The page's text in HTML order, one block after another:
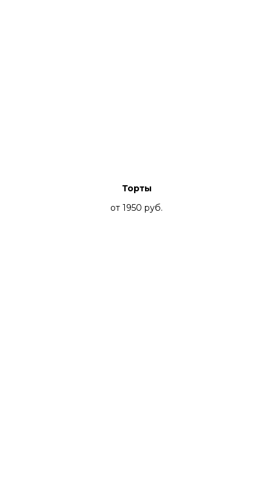
Торты
от 1950 руб.